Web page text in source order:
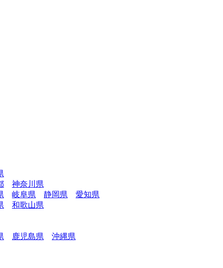
神奈川県
岐阜県 静岡県
愛知県
和歌山県
鹿児島県 沖縄県